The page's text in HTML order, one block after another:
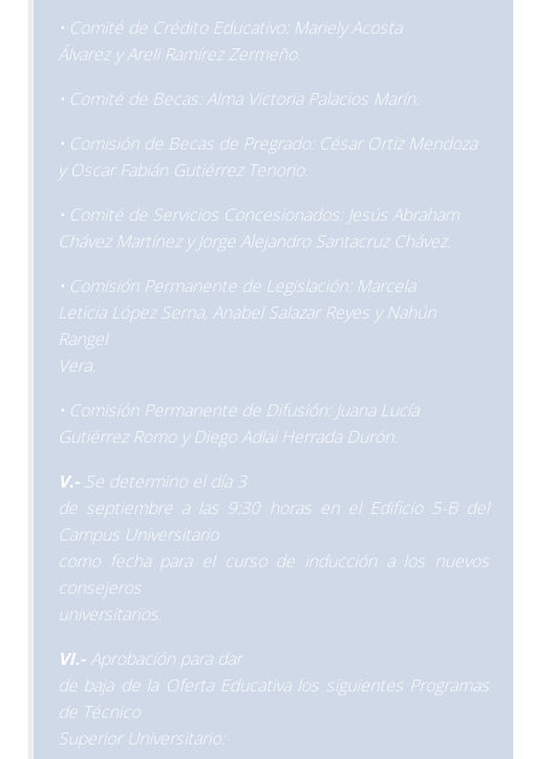
• Comité de Crédito Educativo: Mariely Acosta
Álvarez y Areli Ramírez Zermeño.
• Comité de Becas: Alma Victoria Palacios Marín.
• Comisión de Becas de Pregrado: César Ortiz Mendoza
y Oscar Fabián Gutiérrez Tenorio.
• Comité de Servicios Concesionados: Jesús Abraham
Chávez Martínez y Jorge Alejandro Santacruz Chávez.
• Comisión Permanente de Legislación: Marcela
Leticia López Serna, Anabel Salazar Reyes y Nahún
Rangel
Vera.
• Comisión Permanente de Difusión: Juana Lucía
Gutiérrez Romo y Diego Adlai Herrada Durón.
V.- Se determino el día 3
de septiembre a las 9:30 horas en el Edificio 5-B del
Campus Universitario
como fecha para el curso de inducción a los nuevos
consejeros
universitarios.
VI.- Aprobación para dar
de baja de la Oferta Educativa los siguientes Programas
de Técnico
Superior Universitario: